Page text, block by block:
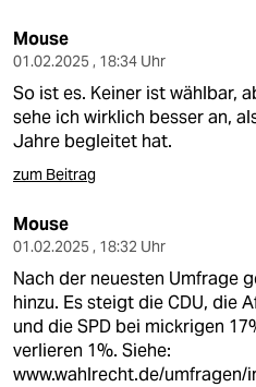
abo
genossenschaft
epaper login
Mouse
01.02.2025 , 18:34 Uhr
So ist es. Keiner ist wählbar,
sehe ich wirklich besser an,
Jahre begleitet hat.
zum Beitrag
Mouse
01.02.2025 , 18:32 Uhr
Nach der neuesten Umfrage
hinzu. Es steigt die CDU, die
und die SPD bei mickrigen
verlieren 1%. Siehe:
www.wahlrecht.de/umfragen/